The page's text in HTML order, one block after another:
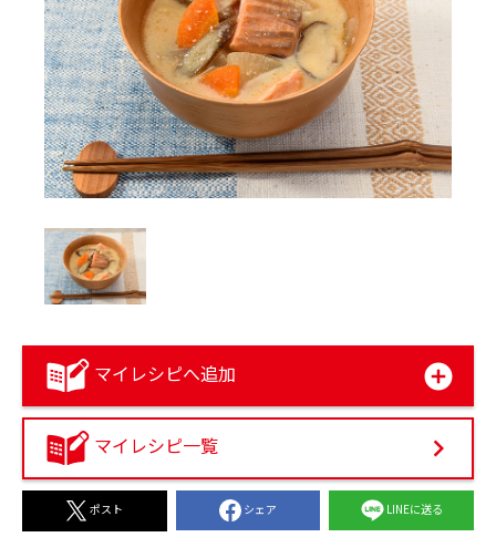
マイレシピへ追加
マイレシピ一覧
ポスト シェア LINEに送る